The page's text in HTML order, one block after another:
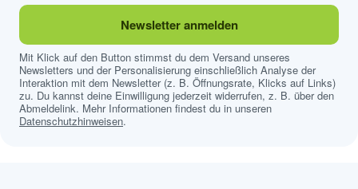
Newsletter anmelden
Mit Klick auf den Button stimmst du dem Versand unseres
Newsletters und der Personalisierung einschließlich Analyse der
Interaktion mit dem Newsletter (z. B. Öffnungsrate, Klicks auf Links)
zu. Du kannst deine Einwilligung jederzeit widerrufen, z. B. über den
Abmeldelink. Mehr Informationen findest du in unseren
Datenschutzhinweisen.